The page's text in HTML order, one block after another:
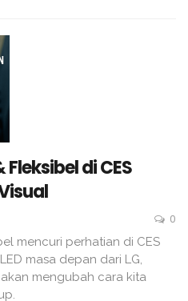
di CES
0
mencuri perhatian di CES
masa depan dari LG,
mengubah cara kita